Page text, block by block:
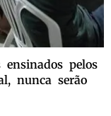
pelos
nunca serão